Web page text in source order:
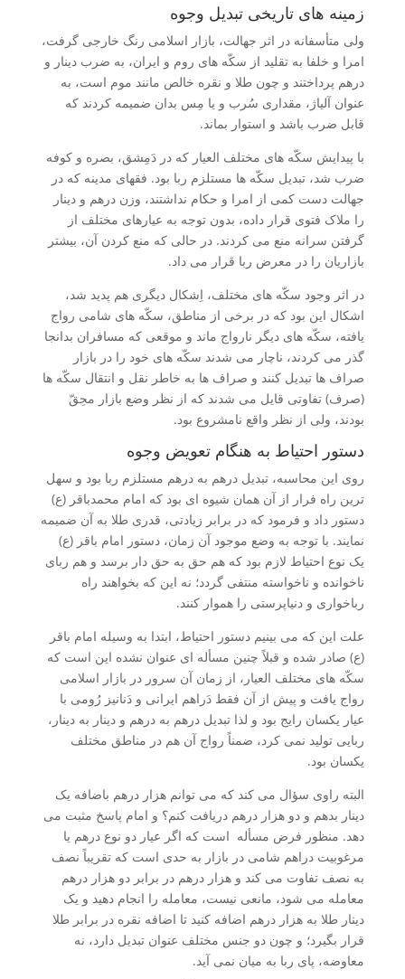
زمینه های تاریخی تبدیل وجوه
ولی متأسفانه در اثر جهالت، بازار اسلامی رنگ خارجی گرفت،
امرا و خلفا به تقلید از سکّه های روم و ایران، به ضرب دینار و
درهم پرداختند و چون طلا و نقره خالص مانند موم است، به
عنوان آلیاژ، مقداری سُرب و یا مِس بدان ضمیمه کردند که
قابل ضرب باشد و استوار بماند.
با پیدایش سکّه های مختلف العیار که در دَمِشق، بصره و کوفه
ضرب شد، تبدیل سکّه ها مستلزم ربا بود. فقهای مدینه که در
جهالت دست کمی از امرا و حکام نداشتند، وزن درهم و دینار
را ملاک فتوی قرار داده، بدون توجه به عیارهای مختلف از
گرفتن سرانه منع می کردند. در حالی که منع کردن آن، بیشتر
بازاریان را در معرض ربا قرار می داد.
در اثر وجود سکّه های مختلف، اِشکال دیگری هم پدید شد،
اشکال این بود که در برخی از مناطق، سکّه های شامی رواج
یافته، سکّه های دیگر نارواج ماند و موقعی که مسافران بدانجا
گذر می کردند، ناچار می شدند سکّه های خود را در بازار
صراف ها تبدیل کنند و صراف ها به خاطر نقل و انتقال سکّه ها
(صرف) تفاوتی قایل می شدند که از نظر وضع بازار محِقّ
بودند، ولی از نظر واقع نامشروع بود.
دستور احتیاط به هنگام تعویض وجوه
روی این محاسبه، تبدیل درهم به درهم مستلزم ربا بود و سهل
ترین راه فرار از آن همان شیوه ای بود که امام محمدباقر (ع)
دستور داد و فرمود که در برابر زیادتی، قدری طلا به آن ضمیمه
نمایند. با توجه به وضع موجود آن زمان، دستور امام باقر (ع)
یک نوع احتیاط لازم بود که هم حق به حق دار برسد و هم ربای
ناخوانده و ناخواسته منتفی گردد؛ نه این که بخواهند راه
رباخواری و دنیاپرستی را هموار کنند.
علت این که می بینیم دستور احتیاط، ابتدا به وسیله امام باقر
(ع) صادر شده و قبلاً چنین مسأله ای عنوان نشده این است که
سکّه های مختلف العیار، از زمان آن سرور در بازار اسلامی
رواج یافت و پیش از آن فقط دَراهم ایرانی و دَنانیز رُومی با
عیار یکسان رایج بود و لذا تبدیل درهم به درهم و دینار به دینار،
ربایی تولید نمی کرد، ضمناً رواج آن هم در مناطق مختلف
یکسان بود.
البته راوی سؤال می کند که می توانم هزار درهم باضافه یک
دینار بدهم و دو هزار درهم دریافت کنم؟ و امام پاسخ مثبت می
دهد. منظور فرض مسأله است که اگر عیار دو نوع درهم یا
مرغوبیت دراهم شامی در بازار به حدی است که تقریباً نصف
به نصف تفاوت می کند و هزار درهم در برابر دو هزار درهم
معامله می شود، مانعی نیست، معامله را انجام دهید و یک
دینار طلا به هزار درهم اضافه کنید تا اضافه نقره در برابر طلا
قرار بگیرد؛ و چون دو جنس مختلف عنوان تبدیل دارد، نه
معاوضه، پای ربا به میان نمی آید.